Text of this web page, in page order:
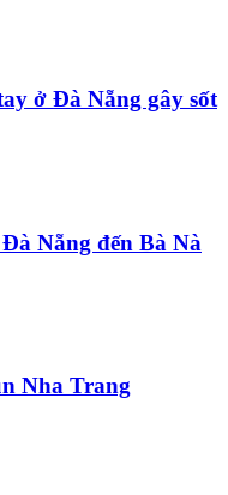
ở Đà Nẵng gây sốt
Nẵng đến Bà Nà
Nha Trang